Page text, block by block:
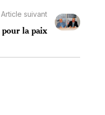
Article suivant
la paix